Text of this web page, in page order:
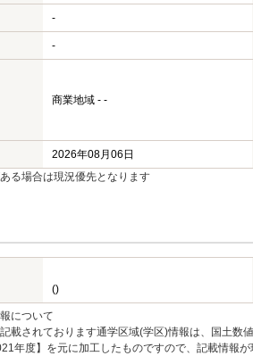
-
-
商業地域 - -
2026年08月06日
る場合は現況優先となります
()
について
載されております通学区域(学区)情報は、国土
年度】を元に加工したものですので、記載情報が